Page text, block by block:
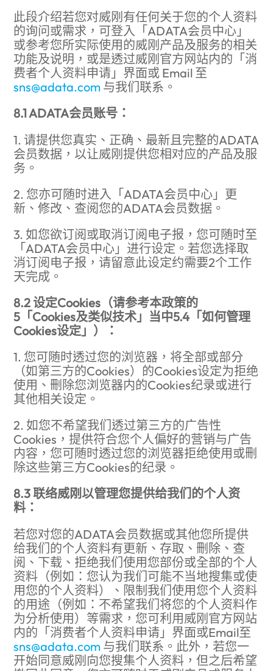
此段介绍若您对威刚有任何关于您的个人资料
的询问或需求，可登入「ADATA会员中心」
或参考您所实际使用的威刚产品及服务的相关
功能及说明，或是透过威刚官方网站内的「消
费者个人资料申请」界面或 Email 至
sns@adata.com 与我们联系。
8.1 ADATA会员账号：
1. 请提供您真实、正确、最新且完整的ADATA
会员数据，以让威刚提供您相对应的产品及服
务。
2. 您亦可随时进入「ADATA会员中心」更
新、修改、查阅您的ADATA会员数据。
3. 如您欲订阅或取消订阅电子报，您可随时至
「ADATA会员中心」进行设定。若您选择取
消订阅电子报，请留意此设定约需要2个工作
天完成。
8.2 设定Cookies（请参考本政策的
5「Cookies及类似技术」当中5.4「如何管理
Cookies设定」）：
1. 您可随时透过您的浏览器，将全部或部分
（如第三方的Cookies）的Cookies设定为拒绝
使用、删除您浏览器内的Cookies纪录或进行
其他相关设定。
2. 如您不希望我们透过第三方的广告性
Cookies，提供符合您个人偏好的营销与广告
内容，您可随时透过您的浏览器拒绝使用或删
除这些第三方Cookies的纪录。
8.3 联络威刚以管理您提供给我们的个人资
料：
若您对您的ADATA会员数据或其他您所提供
给我们的个人资料有更新、存取、删除、查
阅、下载、拒绝我们使用您部份或全部的个人
资料（例如：您认为我们可能不当地搜集或使
用您的个人资料）、限制我们使用您个人资料
的用途（例如：不希望我们将您的个人资料作
为分析使用）等需求，您可利用威刚官方网站
内的「消费者个人资料申请」界面或Email至
sns@adata.com 与我们联系。此外，若您一
开始同意威刚向您搜集个人资料，但之后希望